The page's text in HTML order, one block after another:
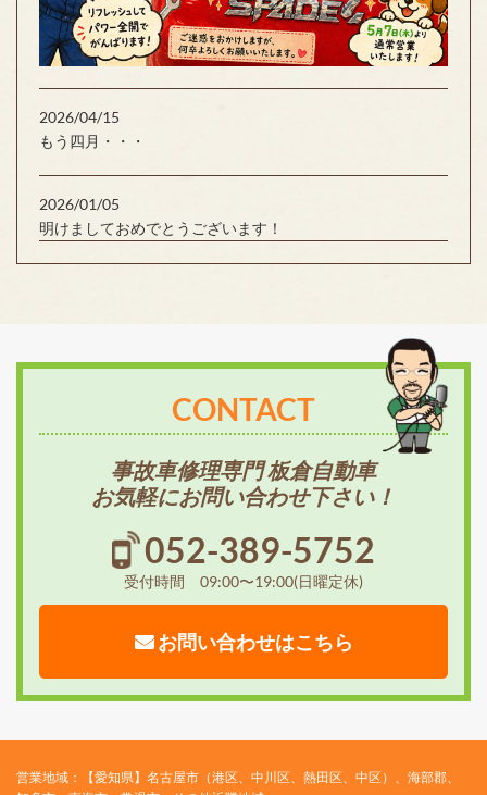
2026/04/15
もう四月・・・
2026/01/05
明けましておめでとうございます！
CONTACT
事故車修理専門 板倉自動車
お気軽にお問い合わせ下さい！
052-389-5752
受付時間 09:00〜19:00(日曜定休)
お問い合わせはこちら
営業地域：【愛知県】名古屋市（港区、中川区、熱田区、中区）、海部郡、